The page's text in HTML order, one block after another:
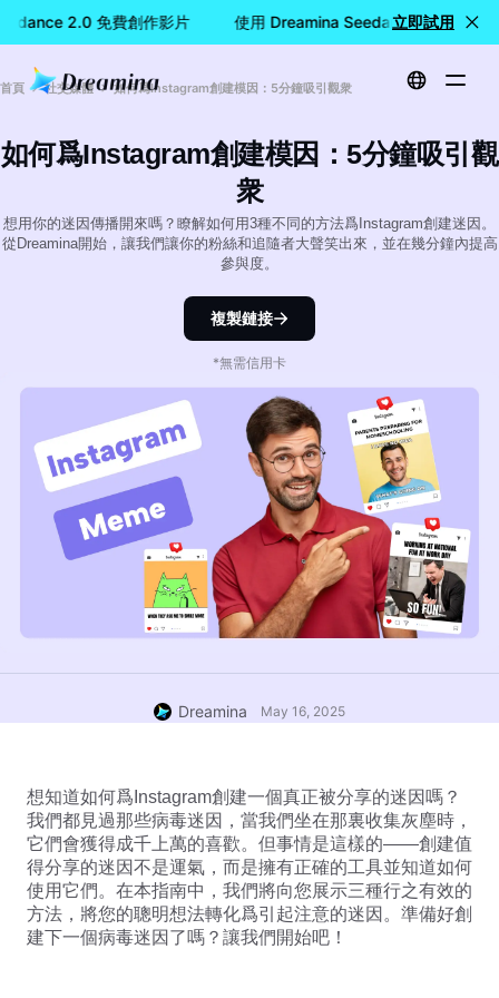
2.0 免費創作影片 使用 Dreamina Seedance 2.0 免費創
立即試用
首頁 社交媒體 如何爲Instagram創建模因：5分鐘吸引觀衆
如何爲Instagram創建模因：5分鐘吸引觀
衆
想用你的迷因傳播開來嗎？瞭解如何用3種不同的方法爲Instagram創建迷因。
從Dreamina開始，讓我們讓你的粉絲和追隨者大聲笑出來，並在幾分鐘內提高
參與度。
複製鏈接
*無需信用卡
Dreamina May 16, 2025
想知道如何爲Instagram創建一個真正被分享的迷因嗎？
我們都見過那些病毒迷因，當我們坐在那裏收集灰塵時，
它們會獲得成千上萬的喜歡。但事情是這樣的——創建值
得分享的迷因不是運氣，而是擁有正確的工具並知道如何
使用它們。在本指南中，我們將向您展示三種行之有效的
方法，將您的聰明想法轉化爲引起注意的迷因。準備好創
建下一個病毒迷因了嗎？讓我們開始吧！